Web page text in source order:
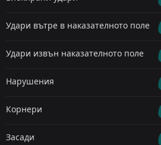
Удари вътре в наказателното поле
Удари извън наказателното поле
Нарушения
Корнери
Засади